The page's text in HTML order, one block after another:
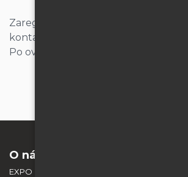
Zaregistrujte se na našem webu
kontaktujte na info@edisplay.cz.
Po ověření vám nastavíme
O nás
EXPO DISPLAY SERVICE s.r.o.